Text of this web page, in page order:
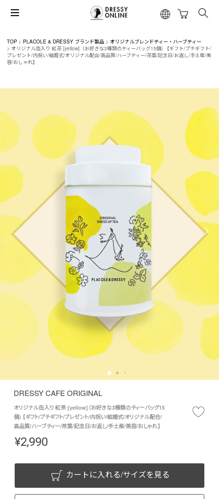
TOP PLACOLE & DRESSY ブランド製品
オリジナルブレンドティー・ハーブティー
オリジナル缶入り 紅茶 [yellow]（お好きな3種類のティーバッグ15個) 【ギフト/プチギフト/
プレゼント/内祝い/結婚式/オリジナル配合/高品質/ハーブティー/茶葉/記念日/お返し/手土産/美
容/おしゃれ】
DRESSY CAFE ORIGINAL
オリジナル缶入り 紅茶 [yellow]（お好きな3種類のティーバッグ15
個) 【ギフト/プチギフト/プレゼント/内祝い/結婚式/オリジナル配合/
高品質/ハーブティー/茶葉/記念日/お返し/手土産/美容/おしゃれ】
¥2,990
カートに入れる/サイズを見る